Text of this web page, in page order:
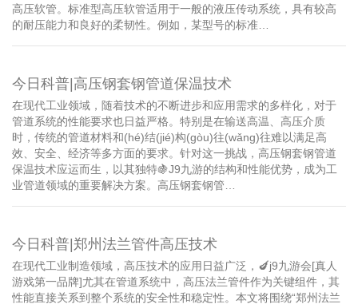
高压软管。标准型高压软管适用于一般的液压传动系统，具有较高
的耐压能力和良好的柔韧性。例如，某型号的标准…
今日科普|高压钢套钢管道保温技术
在现代工业领域，随着技术的不断进步和应用需求的多样化，对于
管道系统的性能要求也日益严格。特别是在输送高温、高压介质
时，传统的管道材料和(hé)结(jié)构(gòu)往(wǎng)往难以满足高
效、安全、经济等多方面的要求。针对这一挑战，高压钢套钢管道
保温技术应运而生，以其独特🍇J9九游的结构和性能优势，成为工
业管道领域的重要解决方案。高压钢套钢管…
今日科普|郑州法兰管件高压技术
在现代工业制造领域，高压技术的应用日益广泛，🍆j9九游会[真人
游戏第一品牌]尤其在管道系统中，高压法兰管件作为关键组件，其
性能直接关系到整个系统的安全性和稳定性。本文将围绕“郑州法兰